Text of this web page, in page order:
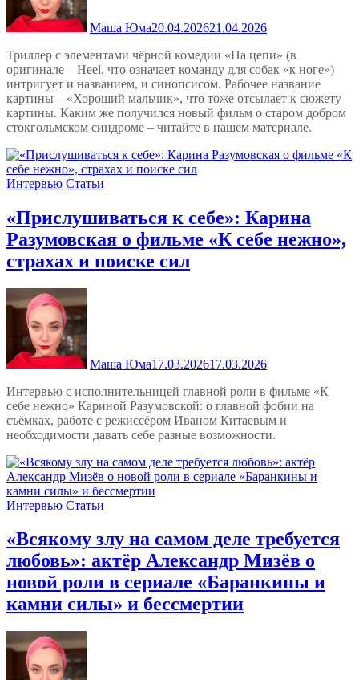
Маша Юма20.04.202621.04.2026
Триллер с элементами чёрной комедии «На цепи» (в
оригинале – Heel, что означает команду для собак «к ноге»)
интригует и названием, и синопсисом. Рабочее название
картины – «Хороший мальчик», что тоже отсылает к сюжету
картины. Каким же получился новый фильм о старом добром
стокгольмском синдроме – читайте в нашем материале.
Интервью Статьи
«Прислушиваться к себе»: Карина
Разумовская о фильме «К себе нежно»,
страхах и поиске сил
Маша Юма17.03.202617.03.2026
Интервью с исполнительницей главной роли в фильме «К
себе нежно» Кариной Разумовской: о главной фобии на
съёмках, работе с режиссёром Иваном Китаевым и
необходимости давать себе разные возможности.
Интервью Статьи
«Всякому злу на самом деле требуется
любовь»: актёр Александр Мизёв о
новой роли в сериале «Баранкины и
камни силы» и бессмертии